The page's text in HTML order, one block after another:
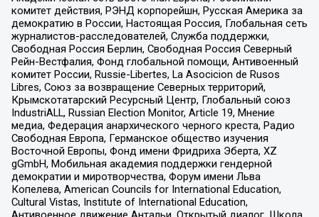
комитет действия, РЭНД корпорейшн, Русская Америка за
демократию в России, Настоящая Россия, Глобальная сеть
журналистов-расследователей, Служба поддержки,
Свободная Россия Берлин, Свободная Россия Северный
Рейн-Вестфалия, Фонд глобальной помощи, Антивоенный
комитет России, Russie-Libertes, La Asocicion de Rusos
Libres, Союз за возвращение Северных территорий,
Крымскотатарский Ресурсный Центр, Глобальный союз
IndustriALL, Russian Election Monitor, Article 19, Мнение
медиа, Федерация анархического черного креста, Радио
Свободная Европа, Германское общество изучения
Восточной Европы, Фонд имени Фридриха Эберта, XZ
gGmbH, Мобильная академия поддержки гендерной
демократии и миротворчества, Форум имени Льва
Копелева, American Councils for International Education,
Cultural Vistas, Institute of International Education,